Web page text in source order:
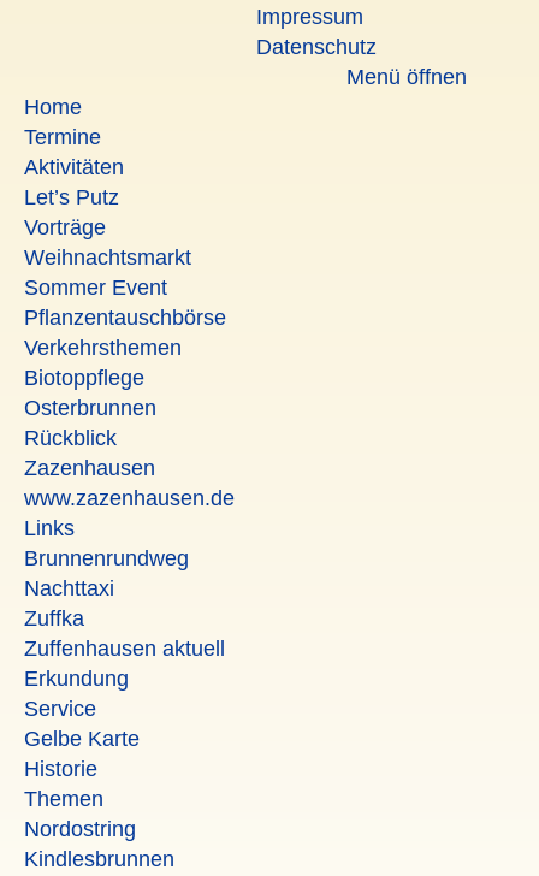
Impressum
Datenschutz
Menü öffnen
Home
Termine
Aktivitäten
Let’s Putz
Vorträge
Weihnachtsmarkt
Sommer Event
Pflanzentauschbörse
Verkehrsthemen
Biotoppflege
Osterbrunnen
Rückblick
Zazenhausen
www.zazenhausen.de
Links
Brunnenrundweg
Nachttaxi
Zuffka
Zuffenhausen aktuell
Erkundung
Service
Gelbe Karte
Historie
Themen
Nordostring
Kindlesbrunnen